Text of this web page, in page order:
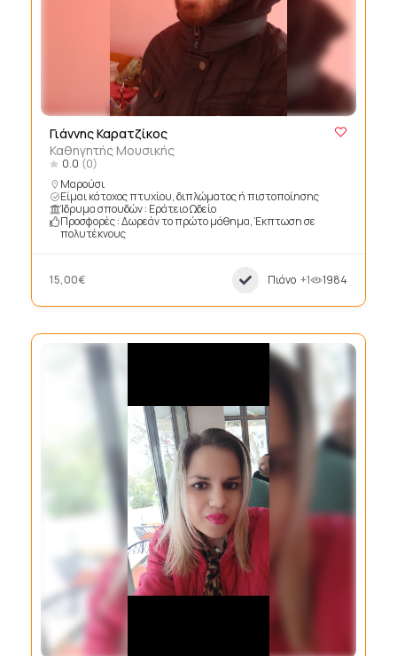
Γιάννης Καρατζίκος
Καθηγητής Μουσικής
0.0 (0)
Μαρούσι
Είμαι κάτοχος πτυχίου, διπλώματος ή πιστοποίησης
Ίδρυμα σπουδών : Εράτειο Ωδείο
Προσφορές : Δωρεάν το πρώτο μάθημα, Έκπτωση σε
πολυτέκνους
15,00€ Πιάνο +1 1984